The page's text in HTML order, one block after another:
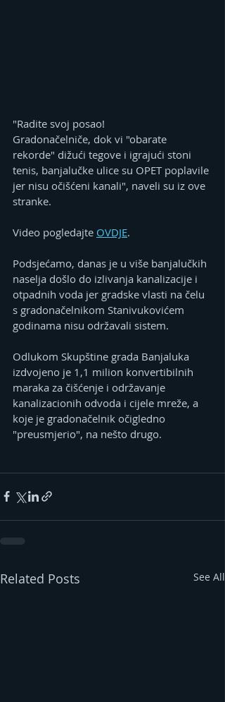
"Radite svoj posao!
Gradonačelniče, dok vi "obarate
rekorde" dižući tegove i igrajući stoni
tenis, banjalučke ulice su OPET poplavile
jer nisu očišćeni kanali", naveli su iz ove
stranke.
Video pogledajte OVDJE.
Podsjećamo, danas je u više banjalučkih
naselja došlo do izlivanja kanalizacije i
otpadnih voda jer gradske vlasti na čelu
s gradonačelnikom Stanivukovićem
godinama nisu održavali sistem.
Odlukom Skupštine grada Banjaluka
izdvojeno je 1,1 milion konvertibilnih
maraka za čišćenje i održavanje
kanalizacionih odvoda i cijele mreže, a
koje je gradonačelnik očigledno
"preusmjerio", na nešto drugo.
Related Posts See All